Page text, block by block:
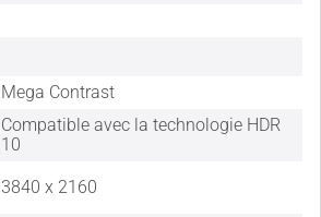
Mega Contrast
Compatible avec la technologie HDR
10
3840 x 2160